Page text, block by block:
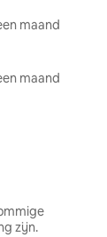
maand
maand
zijn.